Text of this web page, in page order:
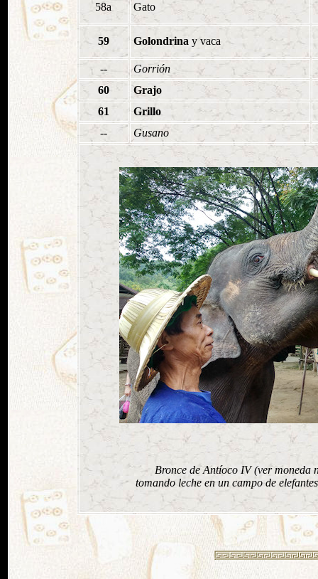
58a Gato
59 Golondrina y vaca
--
Gorrión
60
Grajo
61
Grillo
--
Gusano
Bronce de Antíoco IV (ver moneda
tomando leche en un campo de